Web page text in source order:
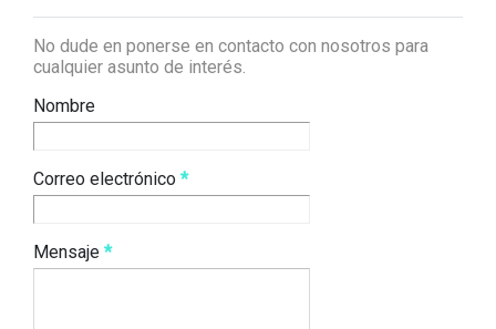
No dude en ponerse en contacto con nosotros para
cualquier asunto de interés.
Nombre
Correo electrónico *
Mensaje *